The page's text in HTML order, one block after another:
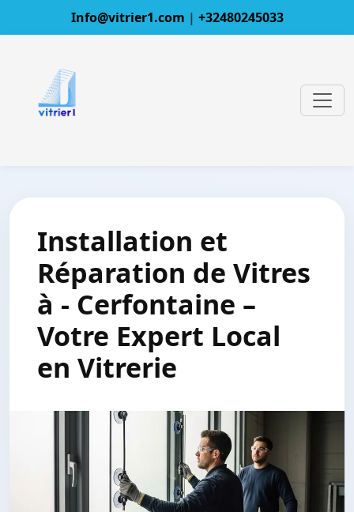
Info@vitrier1.com | +32480245033
Installation et
Réparation de Vitres
à - Cerfontaine –
Votre Expert Local
en Vitrerie